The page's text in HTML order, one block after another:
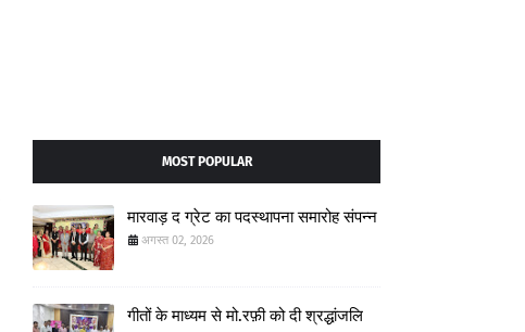
MOST POPULAR
मारवाड़ द ग्रेट का पदस्थापना समारोह संपन्न
अगस्त 02, 2026
गीतों के माध्यम से मो.रफ़ी को दी श्रद्धांजलि